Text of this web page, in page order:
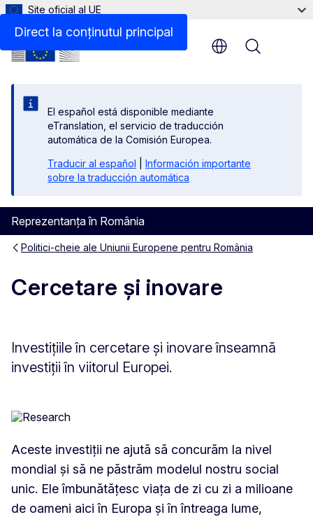
Direct la conținutul principal
Site oficial al UE
El español está disponible mediante
eTranslation, el servicio de traducción
automática de la Comisión Europea.
Traducir al español
Información importante
sobre la traducción automática
Reprezentanța în România
Menu
Politici-cheie ale Uniunii Europene pentru România
Cercetare și inovare
Investițiile în cercetare și inovare înseamnă
investiții în viitorul Europei.
Aceste investiții ne ajută să concurăm la nivel
mondial și să ne păstrăm modelul nostru social
unic. Ele îmbunătățesc viața de zi cu zi a milioane
de oameni aici în Europa și în întreaga lume,